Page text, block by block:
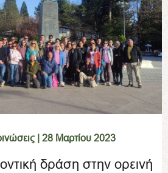
| 28 Μαρτίου 2023
δράση στην ορεινή